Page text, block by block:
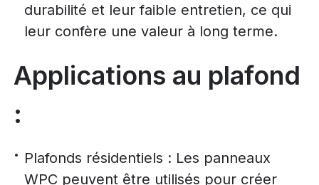
durabilité et leur faible entretien, ce qui
leur confère une valeur à long terme.
Applications au plafond
:
Plafonds résidentiels : Les panneaux
WPC peuvent être utilisés pour créer